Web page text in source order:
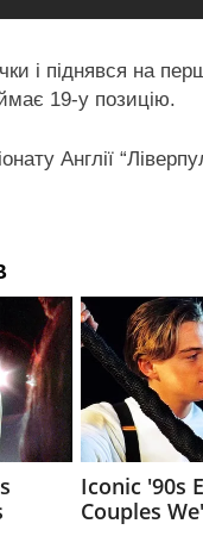
і піднявся на
19-у позицію.
Англії